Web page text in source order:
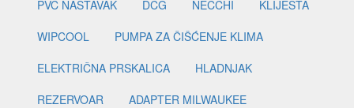
PVC NASTAVAK
DCG NECCHI
KLIJEŠTA
WIPCOOL
PUMPA ZA ČIŠĆENJE KLIMA
ELEKTRIČNA PRSKALICA
HLADNJAK
REZERVOAR
ADAPTER MILWAUKEE